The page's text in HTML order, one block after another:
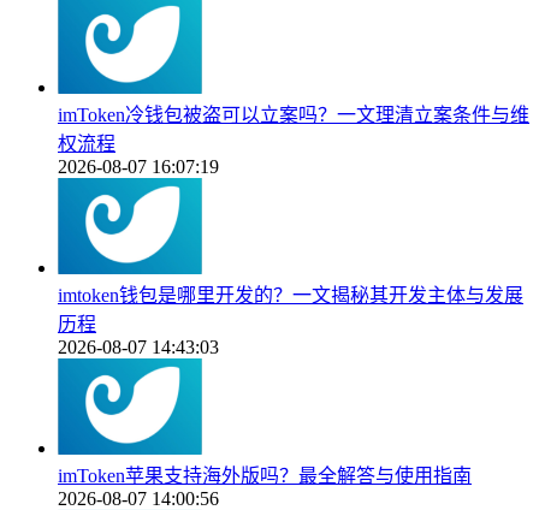
imToken冷钱包被盗可以立案吗？一文理清立案条件与维
权流程
2026-08-07 16:07:19
imtoken钱包是哪里开发的？一文揭秘其开发主体与发展
历程
2026-08-07 14:43:03
imToken苹果支持海外版吗？最全解答与使用指南
2026-08-07 14:00:56